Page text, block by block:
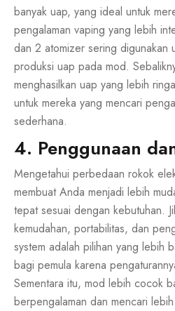
banyak uap, yang ideal untuk
pengalaman vaping yang lebih
dan 2 atomizer sering digunakan
produksi uap pada mod.
menghasilkan uap yang lebih
untuk mereka yang mencari
sederhana.
4. Penggunaan
Mengetahui perbedaan rokok
membuat Anda menjadi lebih
tepat sesuai dengan kebutuhan.
kemudahan, portabilitas, dan
system adalah pilihan yang lebih
bagi pemula karena
Sementara itu, mod lebih cocok
berpengalaman dan mencari